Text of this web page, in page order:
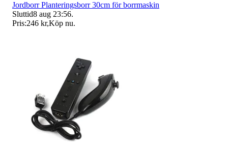
Jordborr Planteringsborr 30cm för borrmaskin
Sluttid8 aug 23:56.
Pris:246 kr,Köp nu.